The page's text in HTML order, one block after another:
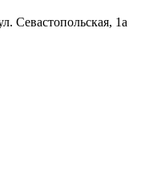
Севастопольская, 1а